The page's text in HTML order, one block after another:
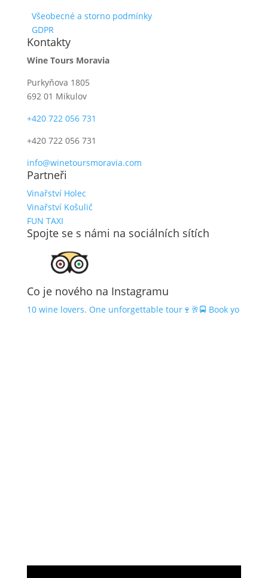
Všeobecné a storno podmínky
GDPR
Kontakty
Wine Tours Moravia
Purkyňova 1805
692 01 Mikulov
+420 722 056 731
+420 722 056 731
info@winetoursmoravia.com
Partneři
Vinařství Holec
Vinařství Košulič
FUN TAXI
Spojte se s námi na sociálních sítích
Co je nového na Instagramu
10 wine lovers. One unforgettable tour🍷🥂🚍 Book yo